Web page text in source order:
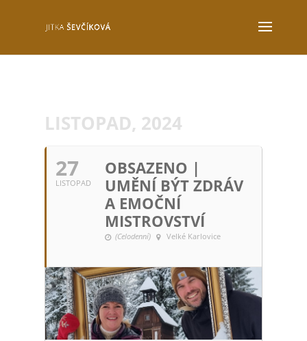
LISTOPAD, 2024
27
LISTOPAD
OBSAZENO |
UMĚNÍ BÝT ZDRÁV
A EMOČNÍ
MISTROVSTVÍ
(Celodenní) Velké Karlovice